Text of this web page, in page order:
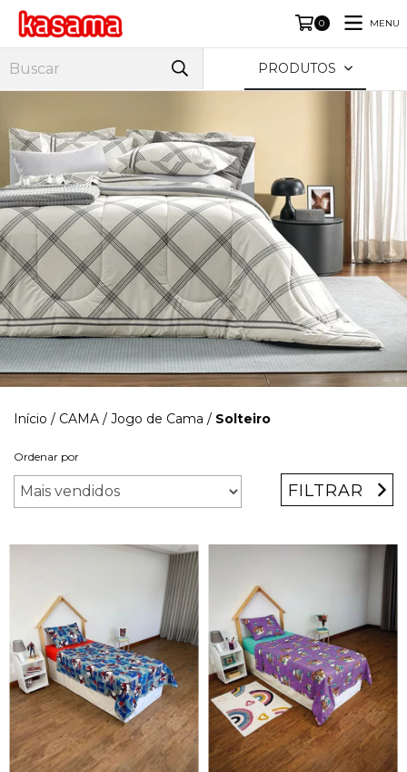
0 MENU
PRODUTOS
Início / CAMA / Jogo de Cama / Solteiro
Ordenar por
FILTRAR